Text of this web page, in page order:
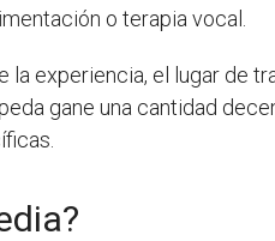
o terapia vocal.
experiencia, el lugar de
gane una cantidad